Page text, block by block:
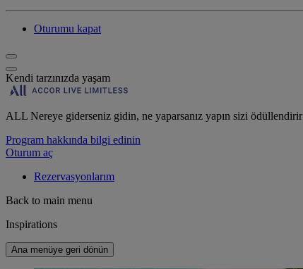
Oturumu kapat
Kendi tarzınızda yaşam
ALL Nereye giderseniz gidin, ne yaparsanız yapın sizi ödüllendirir
Program hakkında bilgi edinin
Oturum aç
Rezervasyonlarım
Back to main menu
Inspirations
Ana menüye geri dönün